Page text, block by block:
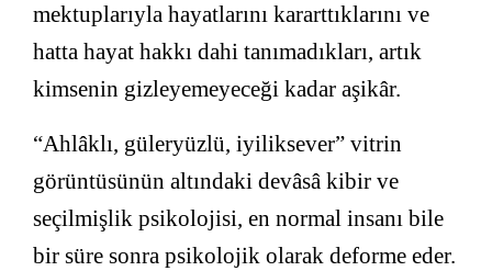
mektuplarıyla hayatlarını kararttıklarını ve
hatta hayat hakkı dahi tanımadıkları, artık
kimsenin gizleyemeyeceği kadar aşikâr.
“Ahlâklı, güleryüzlü, iyiliksever” vitrin
görüntüsünün altındaki devâsâ kibir ve
seçilmişlik psikolojisi, en normal insanı bile
bir süre sonra psikolojik olarak deforme eder.